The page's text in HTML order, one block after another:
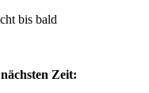
bis bald
Zeit: